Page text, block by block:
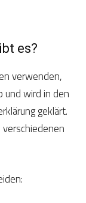
es?
verwenden,
wird in den
geklärt.